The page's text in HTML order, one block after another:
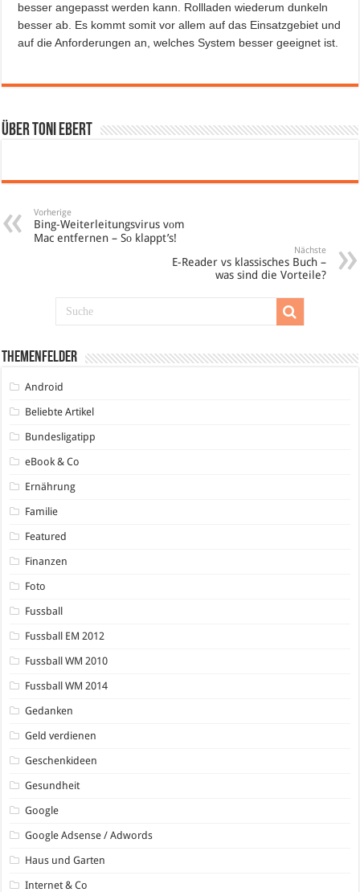
besser angepasst werden kann. Rollladen wiederum dunkeln
besser ab. Es kommt somit vor allem auf das Einsatzgebiet und
auf die Anforderungen an, welches System besser geeignet ist.
Über Toni Ebert
Vorherige
Bing-Weiterleitungsvirus vоm
Mac entfernen – Sо klappt’s!
Nächste
E-Reader vs klassisches Buch –
was sind die Vorteile?
Themenfelder
Android
Beliebte Artikel
Bundesligatipp
eBook & Co
Ernährung
Familie
Featured
Finanzen
Foto
Fussball
Fussball EM 2012
Fussball WM 2010
Fussball WM 2014
Gedanken
Geld verdienen
Geschenkideen
Gesundheit
Google
Google Adsense / Adwords
Haus und Garten
Internet & Co